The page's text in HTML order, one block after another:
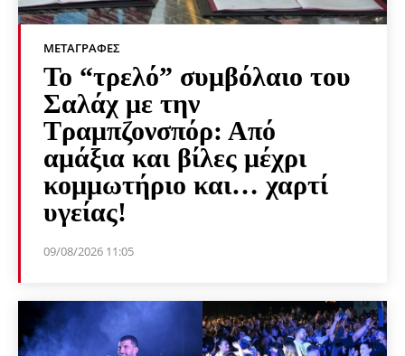
ΜΕΤΑΓΡΑΦΈΣ
Το “τρελό” συμβόλαιο του
Σαλάχ με την
Τραμπζονσπόρ: Από
αμάξια και βίλες μέχρι
κομμωτήριο και… χαρτί
υγείας!
09/08/2026 11:05